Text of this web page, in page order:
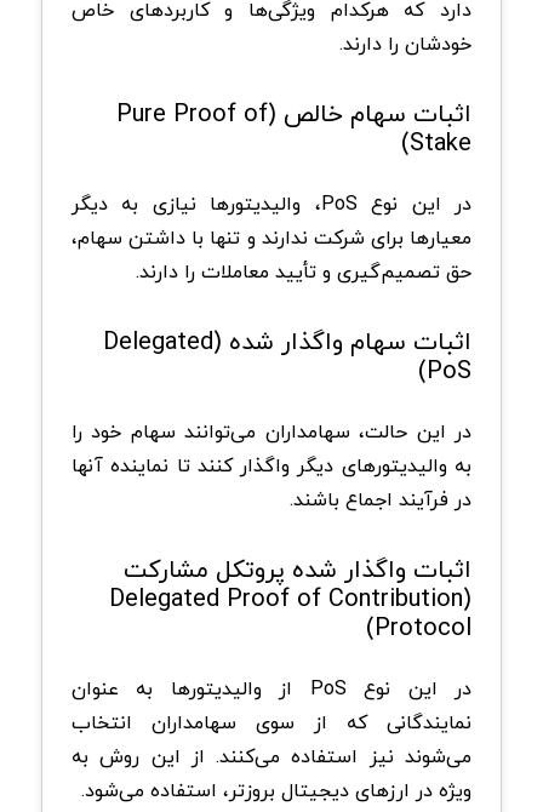
دارد که هرکدام ویژگی‌ها و کاربردهای خاص
خودشان را دارند.
اثبات سهام خالص (Pure Proof of
Stake)
در این نوع PoS، والیدیتورها نیازی به دیگر
معیارها برای شرکت ندارند و تنها با داشتن سهام،
حق تصمیم‌گیری و تأیید معاملات را دارند.
اثبات سهام واگذار شده (Delegated
PoS)
در این حالت، سهامداران می‌توانند سهام خود را
به والیدیتورهای دیگر واگذار کنند تا نماینده آنها
در فرآیند اجماع باشند.
اثبات واگذار شده پروتکل مشارکت
(Delegated Proof of Contribution
Protocol)
در این نوع PoS از والیدیتورها به عنوان
نمایندگانی که از سوی سهامداران انتخاب
می‌شوند نیز استفاده می‌کنند. از این روش به
ویژه در ارزهای دیجیتال بروزتر، استفاده می‌شود.